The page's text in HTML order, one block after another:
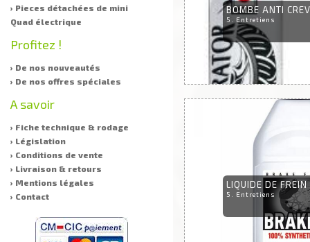
› Pieces détachées de mini
Quad électrique
Profitez !
› De nos nouveautés
› De nos offres spéciales
A savoir
› Fiche technique & rodage
› Législation
› Conditions de vente
› Livraison & retours
› Mentions légales
› Contact
BOMBE ANTI
5. Entretiens
LIQUIDE DE
5. Entretiens